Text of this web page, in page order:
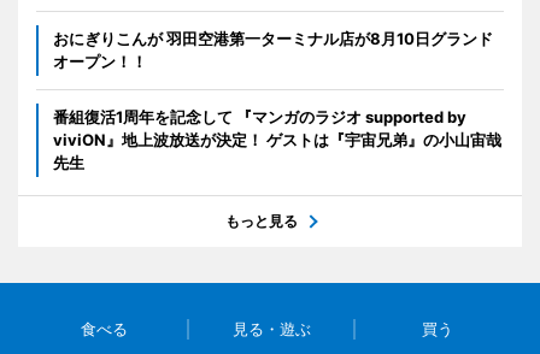
おにぎりこんが 羽田空港第一ターミナル店が8月10日グランド
オープン！！
番組復活1周年を記念して 『マンガのラジオ supported by
viviON』地上波放送が決定！ ゲストは『宇宙兄弟』の小山宙哉
先生
もっと見る
食べる 見る・遊ぶ 買う